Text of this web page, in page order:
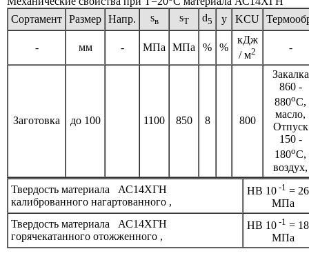
Сортамент Размер Напр. sв sT d5 y KCU
- мм - МПа МПа % %
кДж
/ м2 -
Заготовка до 100 1100 850 8 800
Закалка
860 -
880oC,
масло,
Отпуск
150 -
180oC,
воздух,
Твердость материала АС14ХГН
калиброванного нагартованного ,
HB 10-1 =
МПа
Твердость материала АС14ХГН
горячекатанного отожженного ,
HB 10-1 =
МПа